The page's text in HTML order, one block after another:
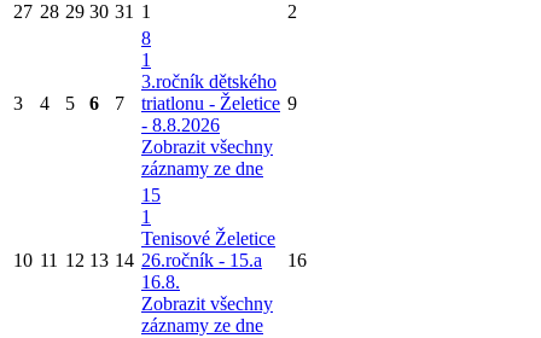
27 28 29 30 31 1 2
3 4 5 6 7
8
1
3.ročník dětského
triatlonu - Želetice
- 8.8.2026
Zobrazit všechny
záznamy ze dne
9
10 11 12 13 14
15
1
Tenisové Želetice
26.ročník - 15.a
16.8.
Zobrazit všechny
záznamy ze dne
16